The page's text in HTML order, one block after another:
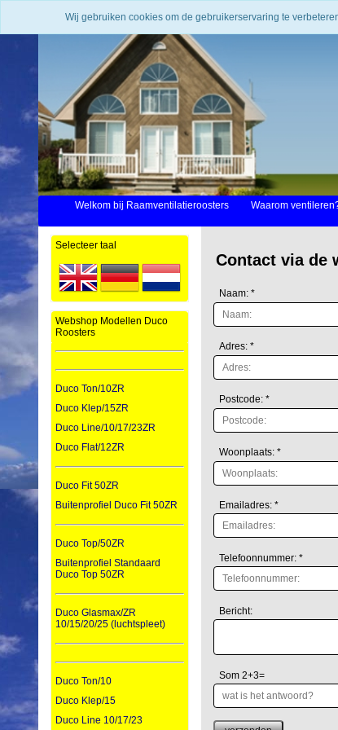
Welkom bij Raamventilatieroosters Waarom
Selecteer taal
Webshop Modellen Duco
Roosters
Duco Ton/10ZR
Duco Klep/15ZR
Duco Line/10/17/23ZR
Duco Flat/12ZR
Duco Fit 50ZR
Buitenprofiel Duco Fit 50ZR
Duco Top/50ZR
Buitenprofiel Standaard
Duco Top 50ZR
Duco Glasmax/ZR
10/15/20/25 (luchtspleet)
Duco Ton/10
Duco Klep/15
Duco Line 10/17/23
Contact via de
Naam: *
Adres: *
Postcode: *
Woonplaats: *
Emailadres: *
Telefoonnummer: *
Bericht:
Som 2+3=
Wij gebruiken cookies om de gebruikerservaring te